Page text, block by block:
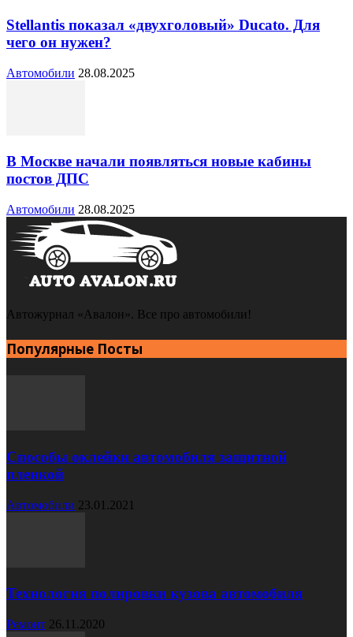
Stellantis показал «двухголовый» Ducato. Для
чего он нужен?
Автомобили 28.08.2025
В Москве начали появляться новые кабины
постов ДПС
Автомобили 28.08.2025
Автожурнал «Авалон». Все про автомобили!
Популярные Посты
Способы оклейки автомобиля защитной
пленкой
Автомобили 23.01.2021
Технология полировки кузова автомобиля
Ремонт 26.11.2020